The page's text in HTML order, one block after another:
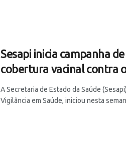
Sesapi inicia campanha
cobertura vacinal contra
A Secretaria de Estado da Saúde
Vigilância em Saúde, iniciou nesta